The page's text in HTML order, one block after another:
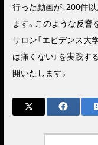
行った動画が、200件
ます。このような反響
サロン「エビデンス大
は痛くない』を実践す
開いたします。